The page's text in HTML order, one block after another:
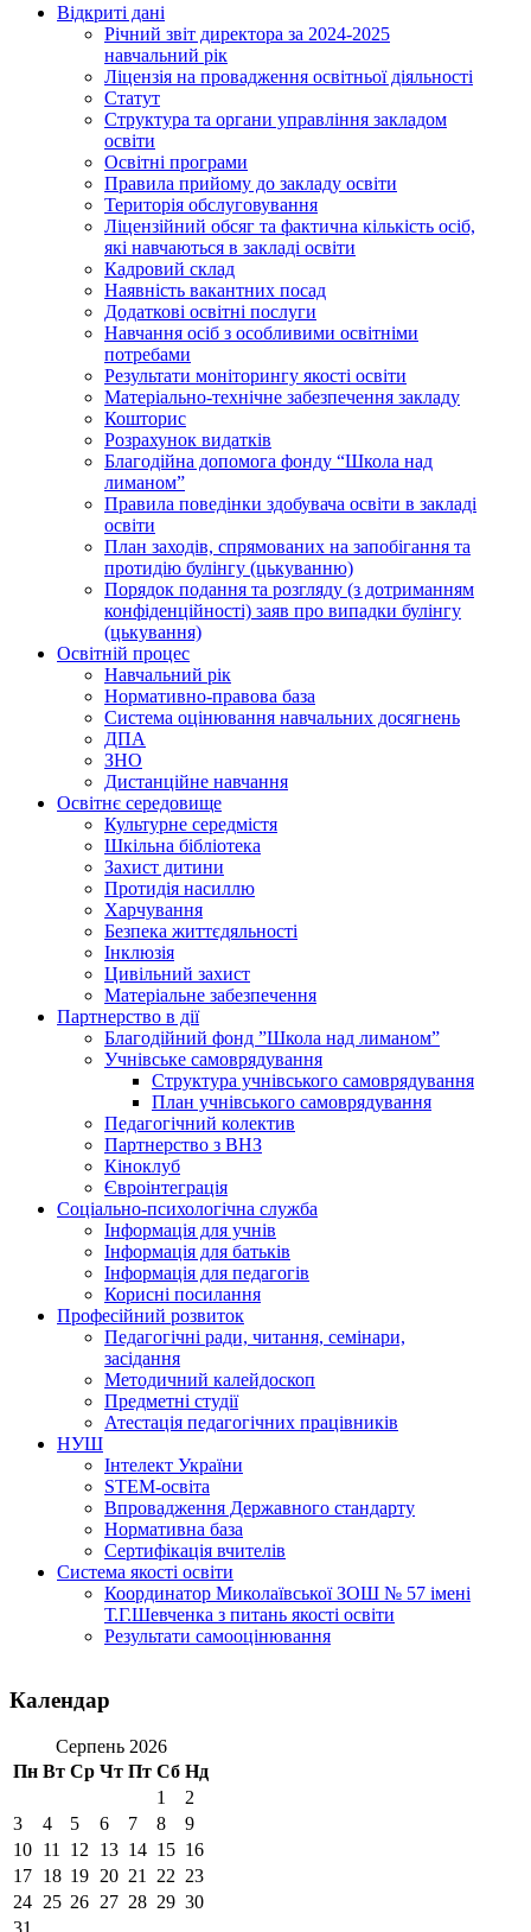
Відкриті дані
Річний звіт директора за 2024-2025
навчальний рік
Ліцензія на провадження освітньої діяльності
Статут
Структура та органи управління закладом
освіти
Освiтнi програми
Правила прийому до закладу освіти
Територiя обслуговування
Ліцензійний обсяг та фактична кількість осіб,
які навчаються в закладі освіти
Кадровий склад
Наявність вакантних посад
Додатковi освiтнi послуги
Навчання осіб з особливими освітніми
потребами
Результати моніторингу якості освіти
Матеріально-технічне забезпечення закладу
Кошторис
Розрахунок видатків
Благодійна допомога фонду “Школа над
лиманом”
Правила поведінки здобувача освіти в закладі
освіти
План заходів, спрямованих на запобігання та
протидію булінгу (цькуванню)
Порядок подання та розгляду (з дотриманням
конфіденційності) заяв про випадки булінгу
(цькування)
Освітній процес
Навчальний рік
Нормативно-правова база
Система оцінювання навчальних досягнень
ДПА
ЗНО
Дистанційне навчання
Освітнє середовище
Культурне середмістя
Шкільна бібліотека
Захист дитини
Протидія насиллю
Харчування
Безпека життєдяльності
Інклюзія
Цивільний захист
Матеріальне забезпечення
Партнерство в дії
Благодійний фонд ”Школа над лиманом”
Учнівське самоврядування
Структура учнiвського самоврядування
План учнiвського самоврядування
Педагогічний колектив
Партнерство з ВНЗ
Кіноклуб
Євроінтеграція
Соціально-психологічна служба
Інформація для учнів
Інформація для батьків
Інформація для педагогів
Корисні посилання
Професійний розвиток
Педагогічні ради, читання, семінари,
засідання
Методичний калейдоскоп
Предметні студії
Атестація педагогічних працівників
НУШ
Інтелект України
STEM-освіта
Впровадження Державного стандарту
Нормативна база
Сертифікація вчителів
Система якості освіти
Координатор Миколаївської ЗОШ № 57 імені
Т.Г.Шевченка з питань якості освіти
Результати самооцінювання
Календар
Серпень 2026
Пн Вт Ср Чт Пт Сб Нд
1
2
3
4 5 6 7 8
9
10 11 12 13 14 15 16
17 18 19 20 21 22 23
24 25 26 27 28 29 30
31